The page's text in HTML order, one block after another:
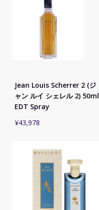
Jean Louis Scherrer 2 (ジ
ャン ルイ シェレル 2) 50ml
EDT Spray
¥43,978